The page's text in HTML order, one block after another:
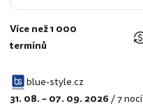
Více než 1 000
termínů
blue-style.cz
31. 08. – 07. 09. 2026/7 nocí